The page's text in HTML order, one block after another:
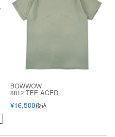
BOWWOW
8812 TEE AGED
¥16,500税込